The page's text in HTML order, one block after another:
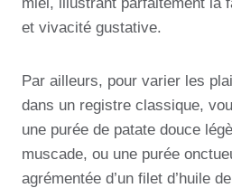
et vivacité gustative.
Par ailleurs, pour varier les
dans un registre classique,
une purée de patate douce
muscade, ou une purée
agrémentée d’un filet d’huile